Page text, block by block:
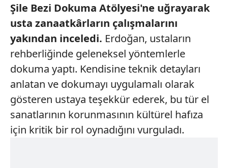
Şile Bezi Dokuma Atölyesi'ne uğrayarak
usta zanaatkârların çalışmalarını
yakından inceledi. Erdoğan, ustaların
rehberliğinde geleneksel yöntemlerle
dokuma yaptı. Kendisine teknik detayları
anlatan ve dokumayı uygulamalı olarak
gösteren ustaya teşekkür ederek, bu tür el
sanatlarının korunmasının kültürel hafıza
için kritik bir rol oynadığını vurguladı.